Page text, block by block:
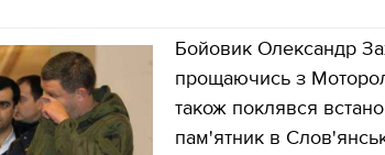
Бойовик Олександр
прощаючись з
також поклявся
пам'ятник в